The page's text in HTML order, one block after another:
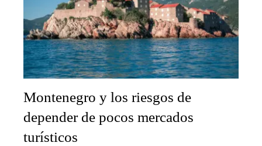
Montenegro y los riesgos de
depender de pocos mercados
turísticos